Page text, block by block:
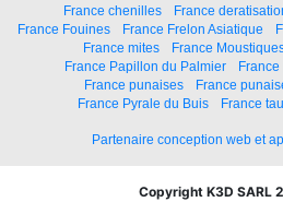
France chenilles
France
France Fouines
France Frelon Asiatique
France mites
France
France Papillon du Palmier
France punaises
France
France Pyrale du Buis
France
Partenaire conception web et
Copyright K3D SARL